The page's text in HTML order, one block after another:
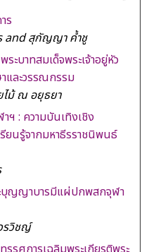
ร
and สุกัญญา ค้ำชู
ระบาทสมเด็จพระเจ้าอยู่หัว
และวรรณกรรม
ม้ ณ อยุธยา
าฯ : ความบันเทิงเชิง
ยนรู้จากมหาธีรราชนิพนธ์
บุญญาบารมีแผ่ปกพสกจุฬา
รวิชญ์